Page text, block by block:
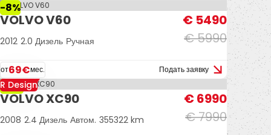
-8%
VOLVO V60
€ 5990
€ 5490
2012 2.0 Дизель Ручная
от69€мес. Подать заявку
-13%
R Design
VOLVO XC90
€ 7990
€ 6990
2008 2.4 Дизель Автом. 355322 km